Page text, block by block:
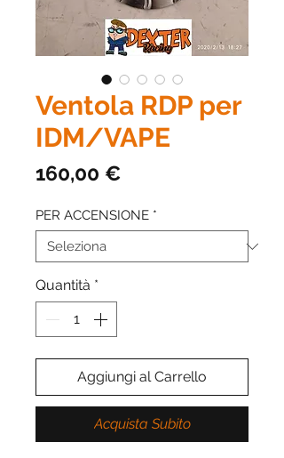
Ventola RDP per
IDM/VAPE
160,00 €Prezzo
PER ACCENSIONE *
Quantità *
Aggiungi al Carrello
Acquista Subito